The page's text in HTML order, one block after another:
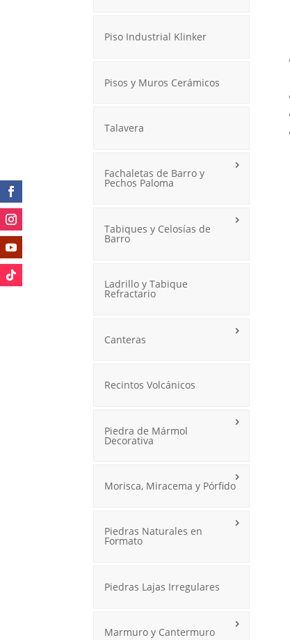
Piso Industrial Klinker
Pisos y Muros Cerámicos
Talavera
Fachaletas de Barro y
Pechos Paloma
Tabiques y Celosías de
Barro
Ladrillo y Tabique
Refractario
Canteras
Recintos Volcánicos
Piedra de Mármol
Decorativa
Morisca, Miracema y Pórfido
Piedras Naturales en
Formato
Piedras Lajas Irregulares
Marmuro y Cantermuro